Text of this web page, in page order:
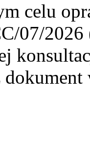
celu
07/